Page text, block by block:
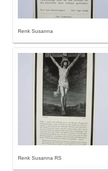
Renk Susanna
Renk Susanna RS